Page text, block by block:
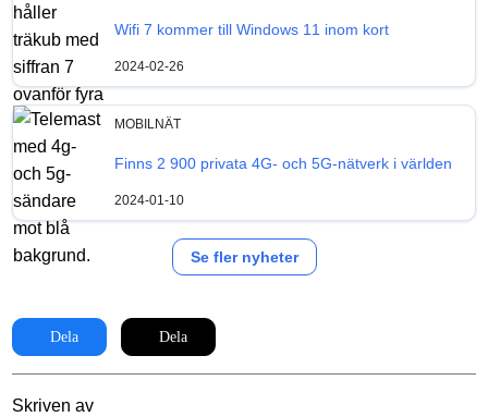
Wifi 7 kommer till Windows 11 inom kort
2024-02-26
MOBILNÄT
Finns 2 900 privata 4G- och 5G-nätverk i världen
2024-01-10
Se fler nyheter
Dela Dela
Skriven av